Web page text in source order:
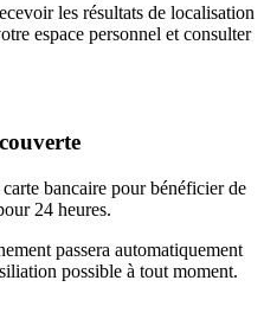
les résultats de localisation
espace personnel et consulter
bancaire pour bénéficier de
24 heures.
passera automatiquement
possible à tout moment.